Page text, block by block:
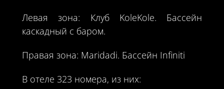
Левая зона: Клуб KoleKole. Бассейн
каскадный с баром.
Правая зона: Maridadi. Бассейн Infiniti
В отеле 323 номера, из них: